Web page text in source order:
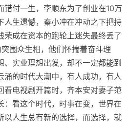
错付一生，李顺东为了创业在10万
人生遗憾，秦小冲在冲动之下把持
荣成在资本的跑轮上迷失最终丢了
围众生相，他们怀揣着奋斗理
、实业理想出发，却不一定都能到
涌的时代大潮中，有人成功，有人
看电视剧开篇时，齐本安对妻子范
：看这个时代，时事在变，世界在
以人生总有新的选择，而选择，就